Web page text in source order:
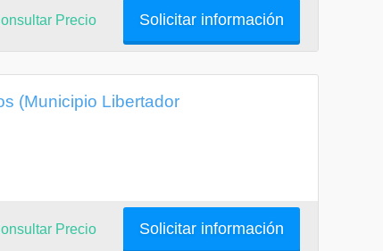
Solicitar información
Precio
(Municipio Libertador
Solicitar información
Precio